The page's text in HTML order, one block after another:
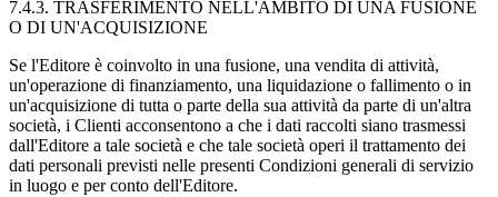
7.4.3. TRASFERIMENTO NELL'AMBITO DI UNA FUSIONE
O DI UN'ACQUISIZIONE
Se l'Editore è coinvolto in una fusione, una vendita di attività,
un'operazione di finanziamento, una liquidazione o fallimento o in
un'acquisizione di tutta o parte della sua attività da parte di un'altra
società, i Clienti acconsentono a che i dati raccolti siano trasmessi
dall'Editore a tale società e che tale società operi il trattamento dei
dati personali previsti nelle presenti Condizioni generali di servizio
in luogo e per conto dell'Editore.